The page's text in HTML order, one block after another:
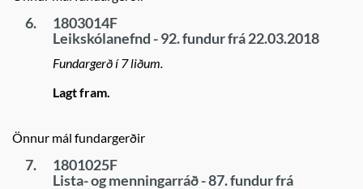
6.
1803014F
Leikskólanefnd - 92. fundur frá 22.03.2018
Fundargerð í 7 liðum.
Lagt fram.
Önnur mál fundargerðir
7.
1801025F
Lista- og menningarráð - 87. fundur frá